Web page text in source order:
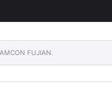
FUJIAN.